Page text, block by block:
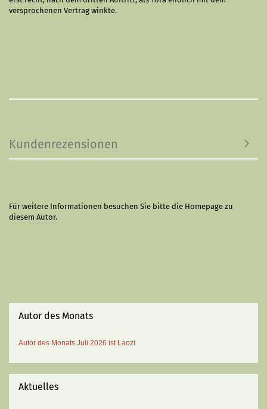
versprochenen Vertrag winkte.
Kundenrezensionen
Für weitere Informationen besuchen Sie bitte die Homepage zu
diesem Autor.
Autor des Monats
Autor des Monats Juli 2026 ist Laozi
Aktuelles